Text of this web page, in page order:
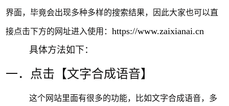
界面，毕竟会出现多种多样的搜索结果，因此大家也可以直
接点击下方的网址进入使用：https://www.zaixianai.cn
具体方法如下：
一．点击【文字合成语音】
这个网站里面有很多的功能，比如文字合成语音，多